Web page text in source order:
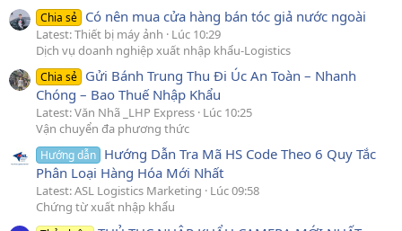
Chia sẻ Có nên mua cửa hàng bán tóc giả nước ngoài
Latest: Thiết bị máy ảnh
Lúc 10:29
Dịch vụ doanh nghiệp xuất nhập khẩu-Logistics
Chia sẻ Gửi Bánh Trung Thu Đi Úc An Toàn – Nhanh
Chóng – Bao Thuế Nhập Khẩu
Latest: Văn Nhã _LHP Express Lúc 10:25
Vận chuyển đa phương thức
Hướng dẫn Hướng Dẫn Tra Mã HS Code Theo 6 Quy Tắc
Phân Loại Hàng Hóa Mới Nhất
Latest: ASL Logistics Marketing
Lúc 09:58
Chứng từ xuất nhập khẩu